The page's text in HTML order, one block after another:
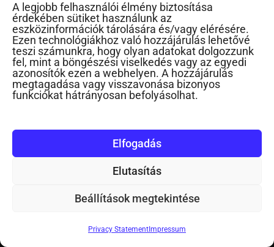
A legjobb felhasználói élmény biztosítása
érdekében sütiket használunk az
eszközinformációk tárolására és/vagy elérésére.
Ezen technológiákhoz való hozzájárulás lehetővé
teszi számunkra, hogy olyan adatokat dolgozzunk
fel, mint a böngészési viselkedés vagy az egyedi
azonosítók ezen a webhelyen. A hozzájárulás
megtagadása vagy visszavonása bizonyos
funkciókat hátrányosan befolyásolhat.
Elfogadás
Elutasítás
Beállítások megtekintése
Privacy Statement Impressum
NEVELÉSI HÍRLEVÉL
Név
Szülő, nagyszülő vagyok